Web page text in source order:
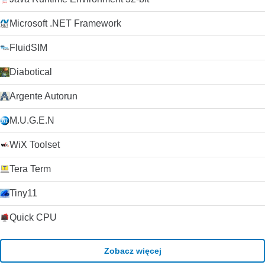
Microsoft .NET Framework
FluidSIM
Diabotical
Argente Autorun
M.U.G.E.N
WiX Toolset
Tera Term
Tiny11
Quick CPU
Zobacz więcej